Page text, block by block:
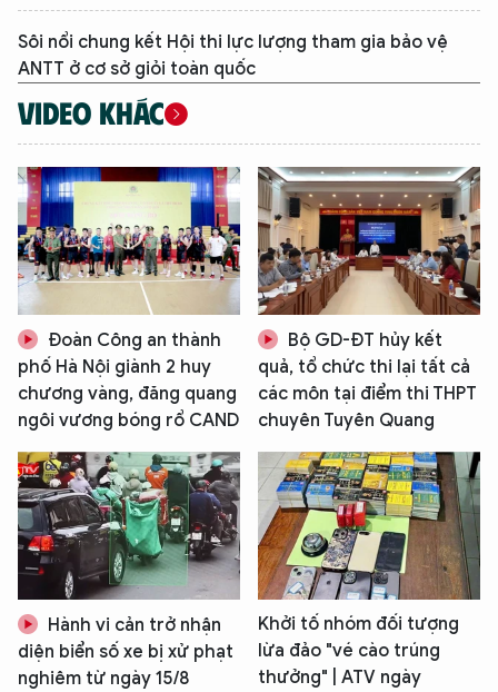
Sôi nổi chung kết Hội thi lực lượng tham gia bảo vệ
ANTT ở cơ sở giỏi toàn quốc
VIDEO KHÁC
Đoàn Công an thành
phố Hà Nội giành 2 huy
chương vàng, đăng quang
ngôi vương bóng rổ CAND
Bộ GD-ĐT hủy kết
quả, tổ chức thi lại tất cả
các môn tại điểm thi THPT
chuyên Tuyên Quang
Hành vi cản trở nhận
diện biển số xe bị xử phạt
nghiêm từ ngày 15/8
Khởi tố nhóm đối tượng
lừa đảo "vé cào trúng
thưởng" | ATV ngày
XIN CHÀO,
TÔI LÀ CHATBOT CỦA
Hãy hỏi tôi bất kỳ điều gì bạn cần biết về
An Ninh Thủ Đô nhé. Tôi sẵn sàng hỗ trợ!